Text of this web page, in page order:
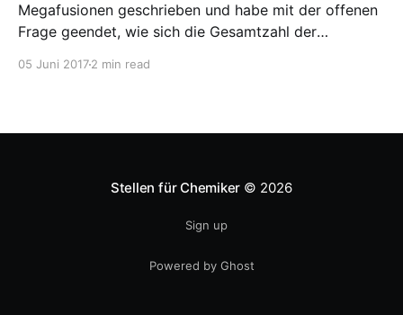
Megafusionen geschrieben und habe mit der offenen
Frage geendet, wie sich die Gesamtzahl der
05 Juni 20172 min read
Stellen für Chemiker © 2026
Sign up
Powered by Ghost